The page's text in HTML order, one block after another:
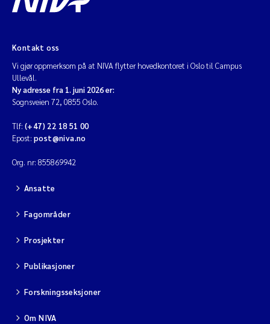
Kontakt oss
Vi gjør oppmerksom på at NIVA flytter hovedkontoret i Oslo til Campus
Ullevål.
Ny adresse fra 1. juni 2026 er:
Sognsveien 72, 0855 Oslo.
Tlf: (+47) 22 18 51 00
Epost: post@niva.no
Org. nr: 855869942
Ansatte
Fagområder
Prosjekter
Publikasjoner
Forskningsseksjoner
Om NIVA